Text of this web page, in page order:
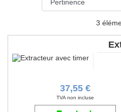
3
37,55 €
TVA non incluse